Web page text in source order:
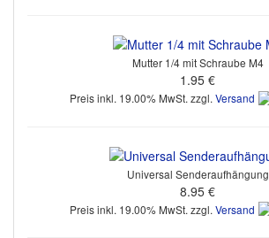
Mutter 1/4 mit Schraube M4
1.95 €
Preis inkl. 19.00% MwSt. zzgl. Versand
Universal Senderaufhängung
8.95 €
Preis inkl. 19.00% MwSt. zzgl. Versand